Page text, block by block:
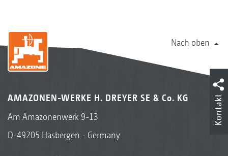
Nach oben
AMAZONEN-WERKE H. DREYER SE & Co. KG
Am Amazonenwerk 9-13
D-49205 Hasbergen - Germany
Kontakt